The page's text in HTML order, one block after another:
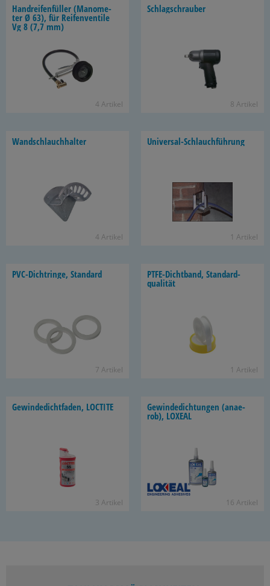
Hand­rei­fen­fül­ler (Ma­no­me­
ter Ø 63), für Rei­fen­ven­ti­le
Vg 8 (7,7 mm)
4 Ar­ti­kel
Schlag­schrau­ber
8 Ar­ti­kel
Wand­schlauch­hal­ter
4 Ar­ti­kel
Universal-​Schlauchführung
1 Ar­ti­kel
PVC-​Dichtringe, Stan­dard
7 Ar­ti­kel
PTFE-​Dichtband, Stan­dard­
qua­li­tät
1 Ar­ti­kel
Ge­win­de­dicht­fa­den, LOC­TI­TE
3 Ar­ti­kel
Ge­win­de­dich­tun­gen (an­ae­
rob), LO­XE­AL
16 Ar­ti­kel